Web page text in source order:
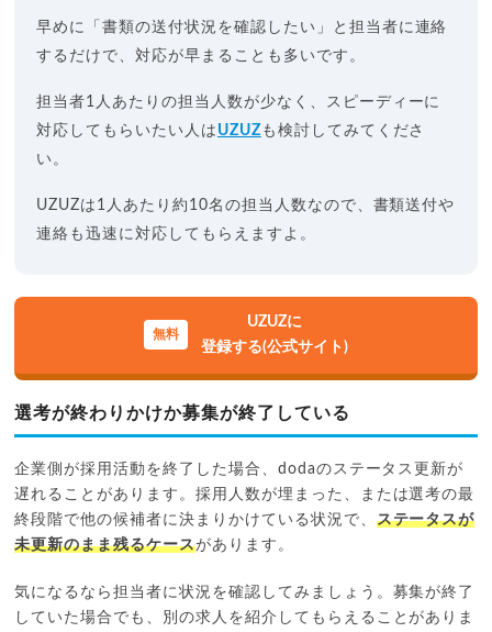
早めに「書類の送付状況を確認したい」と担当者に連絡
するだけで、対応が早まることも多いです。
担当者1人あたりの担当人数が少なく、スピーディーに
対応してもらいたい人は UZUZ も検討してみてくださ
い。
UZUZは1人あたり約10名の担当人数なので、書類送付や
連絡も迅速に対応してもらえますよ。
UZUZに
登録する(公式サイト)
選考が終わりかけか募集が終了している
企業側が採用活動を終了した場合、dodaのステータス更新が
遅れることがあります。採用人数が埋まった、または選考の最
終段階で他の候補者に決まりかけている状況で、 ステータスが
未更新のまま残るケースがあります。
気になるなら担当者に状況を確認してみましょう。募集が終了
していた場合でも、別の求人を紹介してもらえることがありま